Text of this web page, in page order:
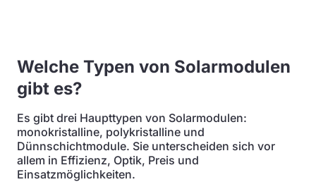
Welche Typen von Solarmodulen
gibt es?
Es gibt drei Haupttypen von Solarmodulen:
monokristalline, polykristalline und
Dünnschichtmodule. Sie unterscheiden sich vor
allem in Effizienz, Optik, Preis und
Einsatzmöglichkeiten.